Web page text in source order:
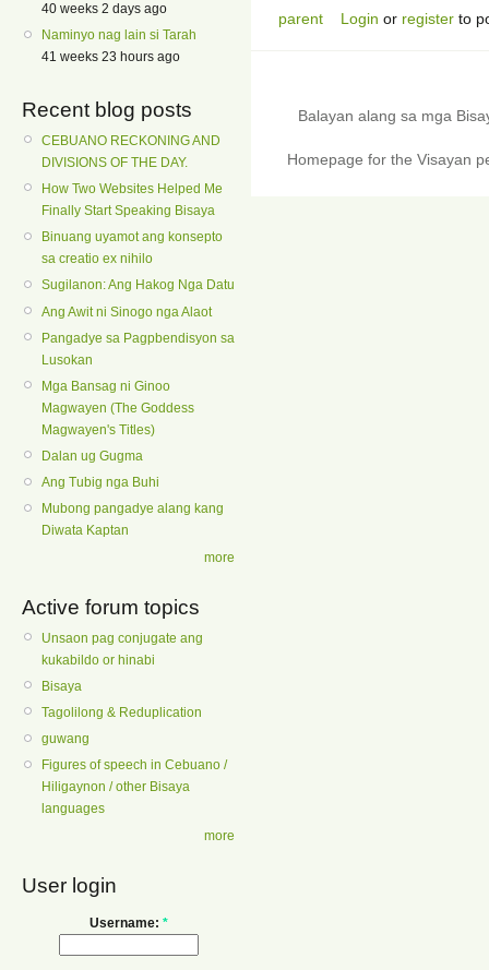
40 weeks 2 days ago
Naminyo nag lain si Tarah
41 weeks 23 hours ago
Recent blog posts
CEBUANO RECKONING AND
DIVISIONS OF THE DAY.
How Two Websites Helped Me
Finally Start Speaking Bisaya
Binuang uyamot ang konsepto
sa creatio ex nihilo
Sugilanon: Ang Hakog Nga Datu
Ang Awit ni Sinogo nga Alaot
Pangadye sa Pagpbendisyon sa
Lusokan
Mga Bansag ni Ginoo
Magwayen (The Goddess
Magwayen's Titles)
Dalan ug Gugma
Ang Tubig nga Buhi
Mubong pangadye alang kang
Diwata Kaptan
more
Active forum topics
Unsaon pag conjugate ang
kukabildo or hinabi
Bisaya
Tagolilong & Reduplication
guwang
Figures of speech in Cebuano /
Hiligaynon / other Bisaya
languages
more
User login
Username: *
parent Login or register to
Balayan alang sa mga
Homepage for the Visayan